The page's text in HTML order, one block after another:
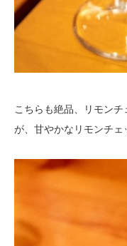
こちらも絶品、リモン
が、甘やかなリモンチェ